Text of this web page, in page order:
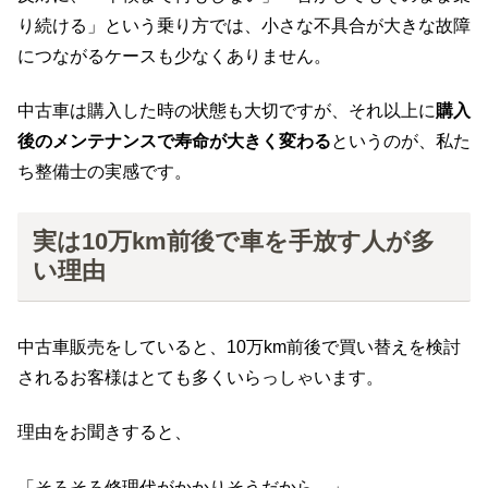
り続ける」という乗り方では、小さな不具合が大きな故障
につながるケースも少なくありません。
中古車は購入した時の状態も大切ですが、それ以上に購入
後のメンテナンスで寿命が大きく変わるというのが、私た
ち整備士の実感です。
実は10万km前後で車を手放す人が多
い理由
中古車販売をしていると、10万km前後で買い替えを検討
されるお客様はとても多くいらっしゃいます。
理由をお聞きすると、